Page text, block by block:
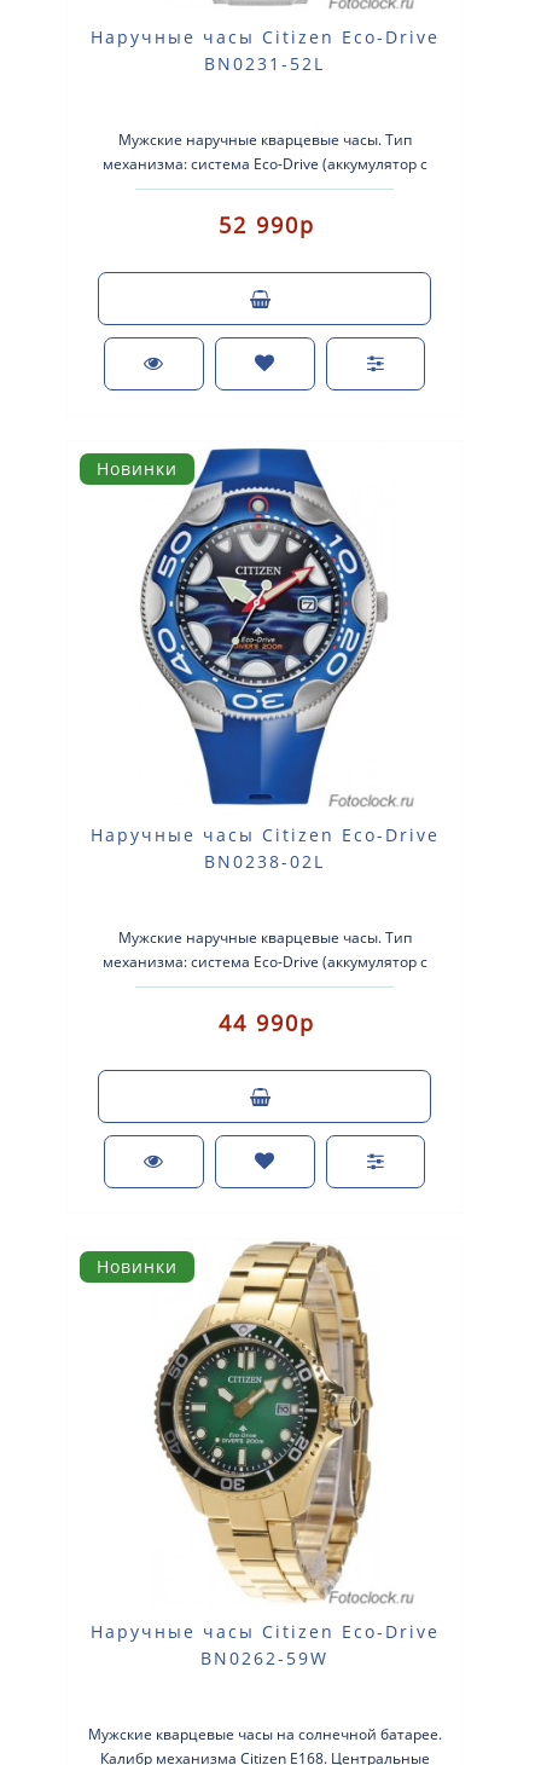
Наручные часы Citizen Eco-Drive
BN0231-52L
Мужские наручные кварцевые часы. Тип
механизма: система Eco-Drive (аккумулятор с
питанием от световой энергии с запасом ход..
52 990р
Новинки
Наручные часы Citizen Eco-Drive
BN0238-02L
Мужские наручные кварцевые часы. Тип
механизма: система Eco-Drive (аккумулятор с
питанием от световой энергии с запасом хода ..
44 990р
Новинки
Наручные часы Citizen Eco-Drive
BN0262-59W
Мужские кварцевые часы на солнечной батарее.
Калибр механизма Citizen E168. Центральные